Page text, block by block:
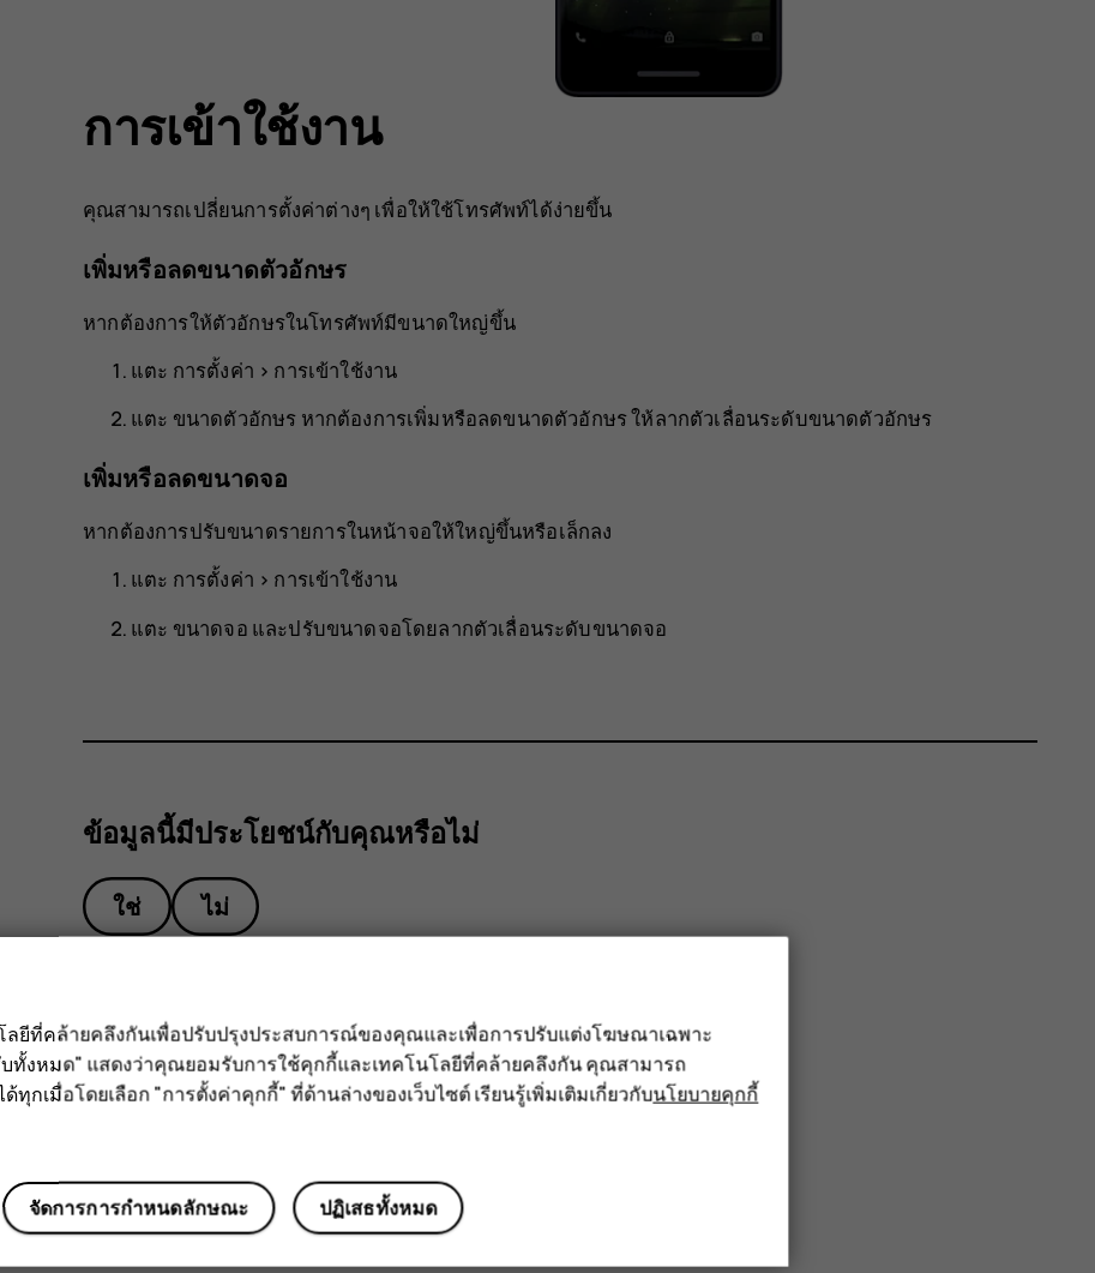
การเข้าใช้งาน
คุณสามารถเปลี่ยนการตั้งค่าต่างๆ เพื่อให้ใช้โทรศัพท์ได้ง่ายขึ้น
เพิ่มหรือลดขนาดตัวอักษร
หากต้องการให้ตัวอักษรในโทรศัพท์มีขนาดใหญ่ขึ้น
แตะ การตั้งค่า > การเข้าใช้งาน
แตะ ขนาดตัวอักษร หากต้องการเพิ่มหรือลดขนาดตัวอักษร ให้ลากตัวเลื่อนระดับขนาดตัวอักษร
เพิ่มหรือลดขนาดจอ
หากต้องการปรับขนาดรายการในหน้าจอให้ใหญ่ขึ้นหรือเล็กลง
แตะ การตั้งค่า > การเข้าใช้งาน
แตะ ขนาดจอ และปรับขนาดจอโดยลากตัวเลื่อนระดับขนาดจอ
ข้อมูลนี้มีประโยชน์กับคุณหรือไม่
ใช่ ไม่
ลยีที่คล้ายคลึงกันเพื่อปรับปรุงประสบการณ์ของคุณและเพื่อการปรับแต่งโฆษณาเฉพาะ
ทั้งหมด" แสดงว่าคุณยอมรับการใช้คุกกี้และเทคโนโลยีที่คล้ายคลึงกัน คุณสามารถ
ทุกเมื่อโดยเลือก "การตั้งค่าคุกกี้" ที่ด้านล่างของเว็บไซต์ เรียนรู้เพิ่มเติมเกี่ยวกับนโยบายคุกกี้
ปฏิเสธทั้งหมด
จัดการการกำหนดลักษณะ